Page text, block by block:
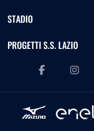
STADIO
PROGETTI S.S. LAZIO